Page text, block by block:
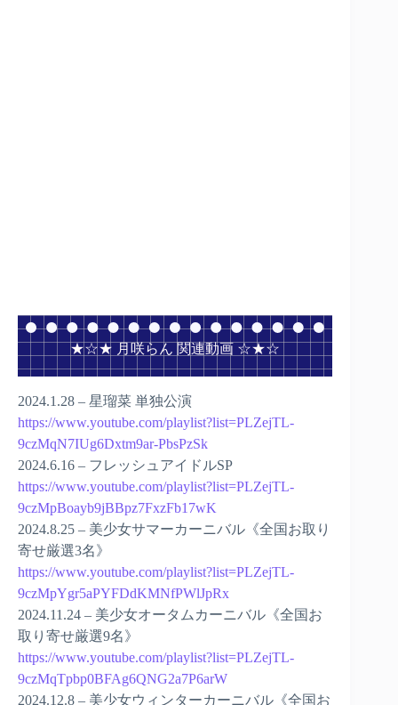
★☆★ 月咲らん 関連動画 ☆★☆
2024.1.28 – 星瑠菜 単独公演
https://www.youtube.com/playlist?list=PLZejTL-
9czMqN7IUg6Dxtm9ar-PbsPzSk
2024.6.16 – フレッシュアイドルSP
https://www.youtube.com/playlist?list=PLZejTL-
9czMpBoayb9jBBpz7FxzFb17wK
2024.8.25 – 美少女サマーカーニバル《全国お取り
寄せ厳選3名》
https://www.youtube.com/playlist?list=PLZejTL-
9czMpYgr5aPYFDdKMNfPWlJpRx
2024.11.24 – 美少女オータムカーニバル《全国お
取り寄せ厳選9名》
https://www.youtube.com/playlist?list=PLZejTL-
9czMqTpbp0BFAg6QNG2a7P6arW
2024.12.8 – 美少女ウィンターカーニバル《全国お